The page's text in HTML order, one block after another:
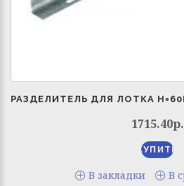
1715.40р.
В закладки В